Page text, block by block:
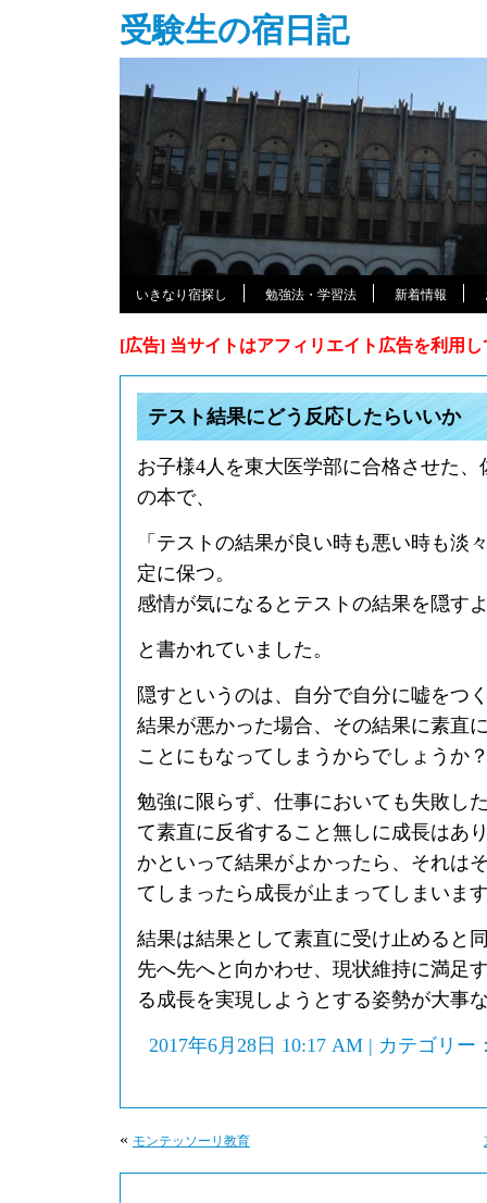
受験生の宿日記
いきなり宿探し 勉強法・学習法 新着情報
[広告] 当サイトはアフィリエイト広告を利用
テスト結果にどう反応したらいいか
お子様4人を東大医学部に合格させた
の本で、
「テストの結果が良い時も悪い時も淡
定に保つ。
感情が気になるとテストの結果を隠す
と書かれていました。
隠すというのは、自分で自分に嘘をつ
結果が悪かった場合、その結果に素直
ことにもなってしまうからでしょうか
勉強に限らず、仕事においても失敗し
て素直に反省すること無しに成長はあ
かといって結果がよかったら、それは
てしまったら成長が止まってしまいま
結果は結果として素直に受け止めると
先へ先へと向かわせ、現状維持に満足
る成長を実現しようとする姿勢が大事
2017年6月28日 10:17 AM | カテゴリー
« モンテッソーリ教育